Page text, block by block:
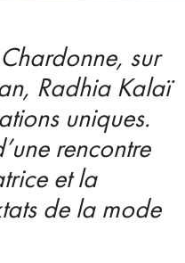
sur
Radhia Kalaï
uniques.
rencontre
et la
de la mode